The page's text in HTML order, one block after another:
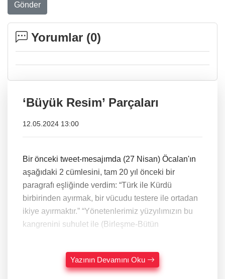
Gönder
Yorumlar (0)
‘Büyük Resim’ Parçaları
12.05.2024 13:00
Bir önceki tweet-mesajımda (27 Nisan) Öcalan'ın
aşağıdaki 2 cümlesini, tam 20 yıl önceki bir
paragrafı eşliğinde verdim: “Türk ile Kürdü
birbirinden ayırmak, bir vücudu testere ile ortadan
ikiye ayırmaktır.” “Yönetenlerimiz yüzyılımızın bu
kangrenini suhulet ile (Birleşme-Bütün
Yazının Devamını Oku